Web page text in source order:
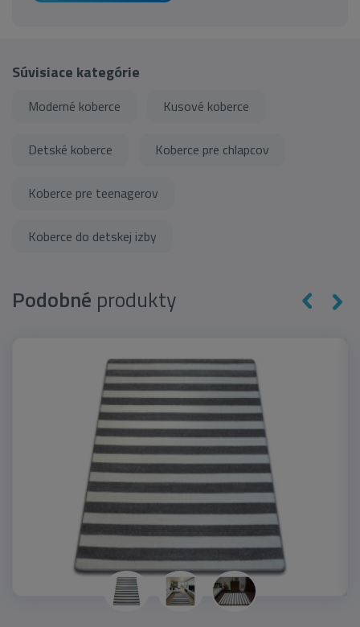
Súvisiace kategórie
Moderné koberce Kusové koberce
Detské koberce Koberce pre chlapcov
Koberce pre teenagerov
Koberce do detskej izby
Podobné produkty